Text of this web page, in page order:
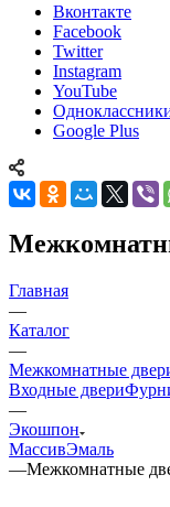
Вконтакте
Facebook
Twitter
Instagram
YouTube
Google Plus
Главная
—
Каталог
—
Межкомнатные
Входные двери
—
Экошпон
МассивЭмаль
—Межкомнатные